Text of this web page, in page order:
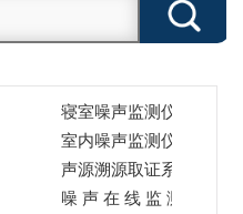
寝室噪声监测仪
室内噪声监测仪
声源溯源取证系统
噪 声 在 线 监 测 站